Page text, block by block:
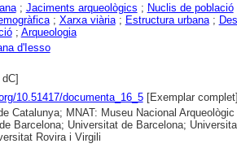
; Jaciments arqueològics ; Nuclis de població
; Xarxa viària; Estructura urbana;
; Arqueologia
d'Iesso
10.51417/documenta_16_5[Exemplar complet]
Catalunya; MNAT: Museu Nacional
Barcelona; Universitat de Barcelona;
Rovira i Virgili